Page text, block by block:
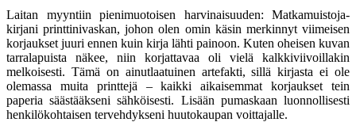
Laitan myyntiin pienimuotoisen harvinaisuuden: Matkamuistoja-
kirjani printtinivaskan, johon olen omin käsin merkinnyt viimeisen
korjaukset juuri ennen kuin kirja lähti painoon. Kuten oheisen kuvan
tarralapuista näkee, niin korjattavaa oli vielä kalkkiviivoillakin
melkoisesti. Tämä on ainutlaatuinen artefakti, sillä kirjasta ei ole
olemassa muita printtejä – kaikki aikaisemmat korjaukset tein
paperia säästääkseni sähköisesti. Lisään pumaskaan luonnollisesti
henkilökohtaisen tervehdykseni huutokaupan voittajalle.